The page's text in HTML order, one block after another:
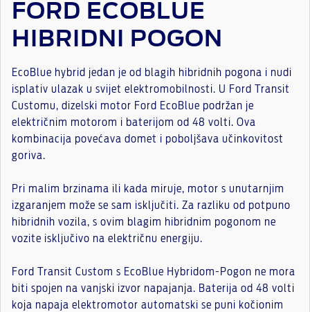
FORD ECOBLUE
HIBRIDNI POGON
EcoBlue hybrid jedan je od blagih hibridnih pogona i nudi
isplativ ulazak u svijet elektromobilnosti. U Ford Transit
Customu, dizelski motor Ford EcoBlue podržan je
električnim motorom i baterijom od 48 volti. Ova
kombinacija povećava domet i poboljšava učinkovitost
goriva.
Pri malim brzinama ili kada miruje, motor s unutarnjim
izgaranjem može se sam isključiti. Za razliku od potpuno
hibridnih vozila, s ovim blagim hibridnim pogonom ne
vozite isključivo na električnu energiju.
Ford Transit Custom s EcoBlue Hybridom-Pogon ne mora
biti spojen na vanjski izvor napajanja. Baterija od 48 volti
koja napaja elektromotor automatski se puni kočionim